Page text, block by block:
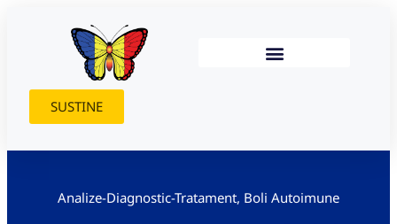
SUSTINE
Analize-Diagnostic-Tratament, Boli Autoimune